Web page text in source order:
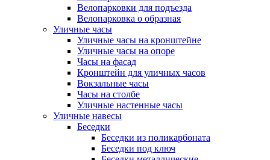
Велопарковки для подъезда
Велопарковка о образная
Уличные часы
Уличные часы на кронштейне
Уличные часы на опоре
Часы на фасад
Кронштейн для уличных часов
Вокзальные часы
Часы на столбе
Уличные настенные часы
Уличные навесы
Беседки
Беседки из поликарбоната
Беседки под ключ